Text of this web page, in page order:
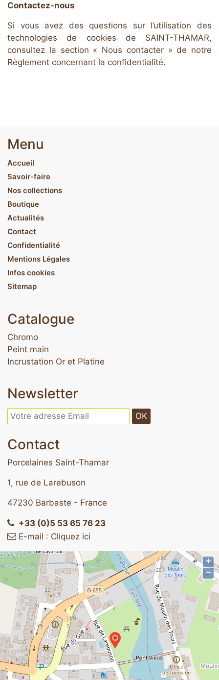
Contactez-nous
Si vous avez des questions sur l’utilisation des
technologies de cookies de SAINT-THAMAR,
consultez la section « Nous contacter » de notre
Règlement concernant la confidentialité.
Menu
Accueil
Savoir-faire
Nos collections
Boutique
Actualités
Contact
Confidentialité
Mentions Légales
Infos cookies
Sitemap
Catalogue
Chromo
Peint main
Incrustation Or et Platine
Newsletter
OK
Contact
Porcelaines Saint-Thamar
1, rue de Larebuson
47230 Barbaste - France
+33 (0)5 53 65 76 23
E-mail : Cliquez ici
+
−